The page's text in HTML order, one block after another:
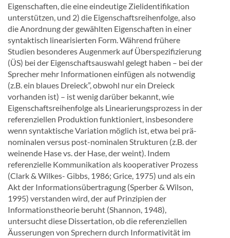
Eigenschaften, die eine eindeutige Zielidentifikation
unterstützen, und 2) die Eigenschaftsreihenfolge, also
die Anordnung der gewählten Eigenschaften in einer
syntaktisch linearisierten Form. Während frühere
Studien besonderes Augenmerk auf Überspezifizierung
(ÜS) bei der Eigenschaftsauswahl gelegt haben – bei der
Sprecher mehr Informationen einfügen als notwendig
(z.B. ein blaues Dreieck”, obwohl nur ein Dreieck
vorhanden ist) – ist wenig darüber bekannt, wie
Eigenschaftsreihenfolge als Linearierungsprozess in der
referenziellen Produktion funktioniert, insbesondere
wenn syntaktische Variation möglich ist, etwa bei prä-
nominalen versus post-nominalen Strukturen (z.B. der
weinende Hase vs. der Hase, der weint). Indem
referenzielle Kommunikation als kooperativer Prozess
(Clark & Wilkes- Gibbs, 1986; Grice, 1975) und als ein
Akt der Informationsübertragung (Sperber & Wilson,
1995) verstanden wird, der auf Prinzipien der
Informationstheorie beruht (Shannon, 1948),
untersucht diese Dissertation, ob die referenziellen
Äusserungen von Sprechern durch Informativität im